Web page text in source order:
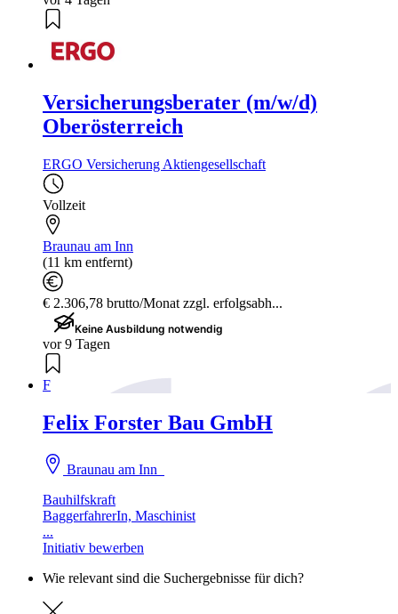
Versicherungsberater (m/w/d)
Oberösterreich
ERGO Versicherung Aktiengesellschaft
Vollzeit
Braunau am Inn
(11 km entfernt)
€ 2.306,78 brutto/Monat zzgl. erfolgsabh...
Keine Ausbildung notwendig
vor 9 Tagen
F
Felix Forster Bau GmbH
Braunau am Inn
Bauhilfskraft
BaggerfahrerIn, Maschinist
...
Initiativ bewerben
Wie relevant sind die Suchergebnisse für dich?